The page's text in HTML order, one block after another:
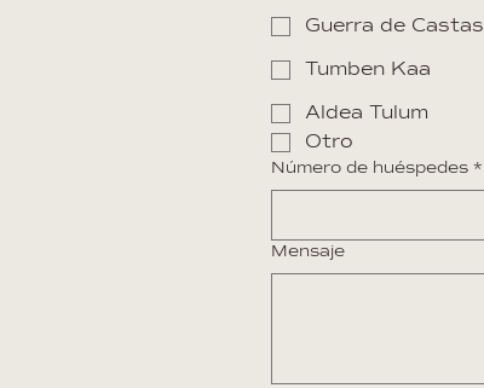
Guerra de Castas
Tumben Kaa
Aldea Tulum
Otro
Número de huéspedes *
Mensaje